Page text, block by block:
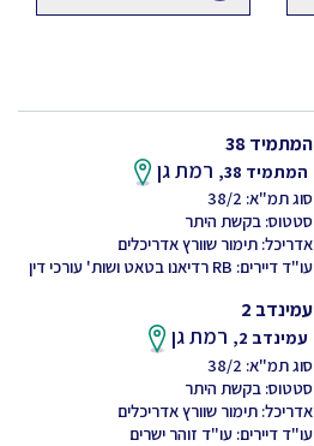
המתמיד 38
המתמיד 38, רמת גן
סוג תמ"א: 38/2
סטטוס: בקשת היתר
אדריכל: תימור שוורץ אדריכלים
עו"ד דיירים: RB רדיאנו בטאט ושות' עורכי דין
עמינדב 2
עמינדב 2, רמת גן
סוג תמ"א: 38/2
סטטוס: בקשת היתר
אדריכל: תימור שוורץ אדריכלים
עו"ד דיירים: עו"ד זוהר ישרים